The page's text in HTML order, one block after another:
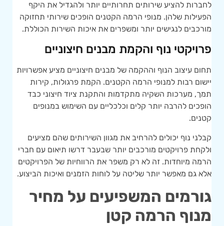
לחברות להציע שירותים תחרותיים יותר ולהגדיל את היקף
הפעילות שלהן. מנופי הרמה הקטנים הופכים שירותי תחזוקה
מורכבים לנגישים יותר ומשפרים את איכות השירות הכוללת.
פרויקטי נוף והקמת מבנים חיצוניים
תחום עיצוב הנוף וההקמה של מבנים חיצוניים מציע אפשרויות
יישום רבות למנופי הרמה הקטנים. הקמת פרגולות, קירות
תמך, מערכות השקיה מתקדמות והתקנת ציוד חיצוני כבד
הופכים להרבה יותר קלים וכלכליים עם השימוש במנופים
קטנים.
קבלני נוף יכולים להרחיב את מגוון השירותים שהם מציעים
ולקחת פרויקטים מורכבים יותר שבעבר דרשו תיאום עם חברי
הרמה מיוחדות. זה לא רק משפר את הרווחיות של הפרויקטים
אלא גם מאפשר יותר שליטה על לוחות הזמנים ואיכות הביצוע.
גורמים המשפיעים על מחיר
מנוף הרמה קטן